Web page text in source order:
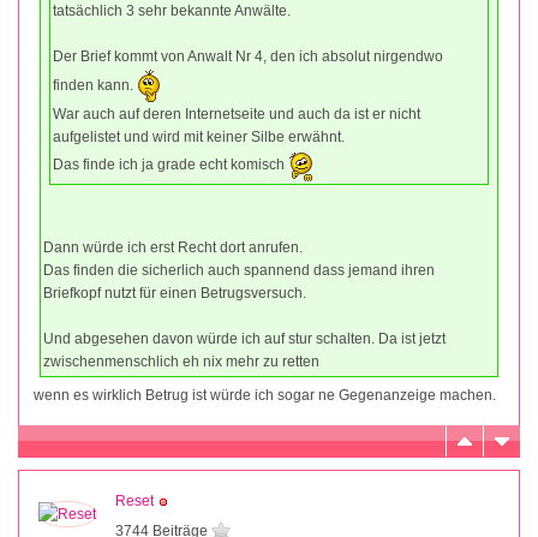
tatsächlich 3 sehr bekannte Anwälte.
Der Brief kommt von Anwalt Nr 4, den ich absolut nirgendwo
finden kann.
War auch auf deren Internetseite und auch da ist er nicht
aufgelistet und wird mit keiner Silbe erwähnt.
Das finde ich ja grade echt komisch
Dann würde ich erst Recht dort anrufen.
Das finden die sicherlich auch spannend dass jemand ihren
Briefkopf nutzt für einen Betrugsversuch.
Und abgesehen davon würde ich auf stur schalten. Da ist jetzt
zwischenmenschlich eh nix mehr zu retten
wenn es wirklich Betrug ist würde ich sogar ne Gegenanzeige machen.
Reset
3744 Beiträge